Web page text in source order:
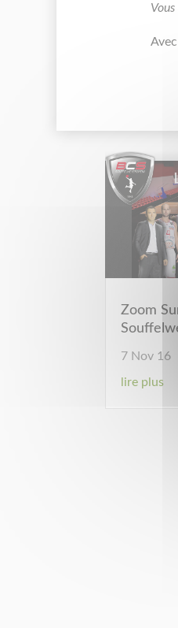
Zoom
7 Nov 16
lire plus